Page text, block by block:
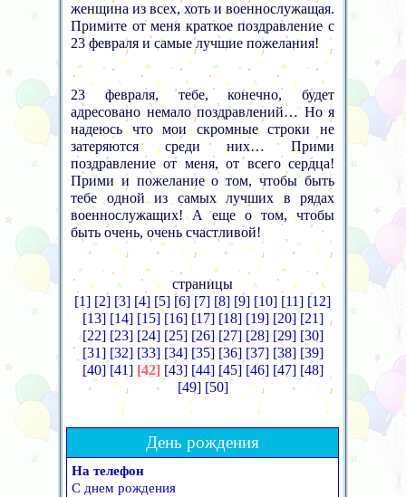
женщина из всех, хоть и военнослужащая.
Примите от меня краткое поздравление с
23 февраля и самые лучшие пожелания!
23 февраля, тебе, конечно, будет
адресовано немало поздравлений… Но я
надеюсь что мои скромные строки не
затеряются среди них… Прими
поздравление от меня, от всего сердца!
Прими и пожелание о том, чтобы быть
тебе одной из самых лучших в рядах
военнослужащих! А еще о том, чтобы
быть очень, очень счастливой!
страницы
[1] [2] [3] [4] [5] [6] [7] [8] [9] [10] [11] [12]
[13] [14] [15] [16] [17] [18] [19] [20] [21]
[22] [23] [24] [25] [26] [27] [28] [29] [30]
[31] [32] [33] [34] [35] [36] [37] [38] [39]
[40] [41] [42] [43] [44] [45] [46] [47] [48]
[49] [50]
День рождения
На телефон
С днем рождения